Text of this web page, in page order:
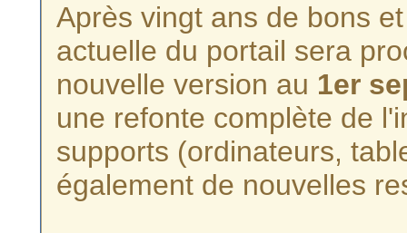
Après vingt ans de bons
actuelle du portail sera
nouvelle version au 1er
une refonte complète de
supports (ordinateurs,
également de nouvelles